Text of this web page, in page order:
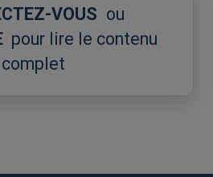
VOUS ou
pour lire le contenu
complet